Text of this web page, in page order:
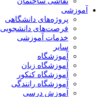
آموزشی
پروژه‌های دانشگاهی
فرصت‌های دانشجویی
خدمات آموزشی
سایر
آموزشگاه
آموزشگاه زبان
آموزشگاه کنکور
آموزشگاه رانندگی
آموزش درسی